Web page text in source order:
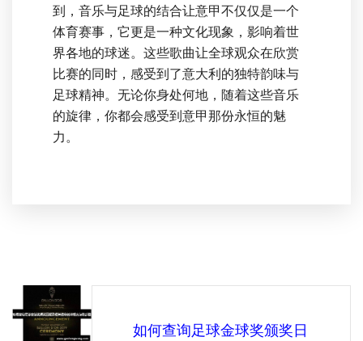
到，音乐与足球的结合让意甲不仅仅是一个
体育赛事，它更是一种文化现象，影响着世
界各地的球迷。这些歌曲让全球观众在欣赏
比赛的同时，感受到了意大利的独特韵味与
足球精神。无论你身处何地，随着这些音乐
的旋律，你都会感受到意甲那份永恒的魅
力。
如何查询足球金球奖颁奖日